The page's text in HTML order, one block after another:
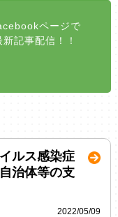
ページで
新記事配信！！
ルス感染症
治体等の支
2022/05/09